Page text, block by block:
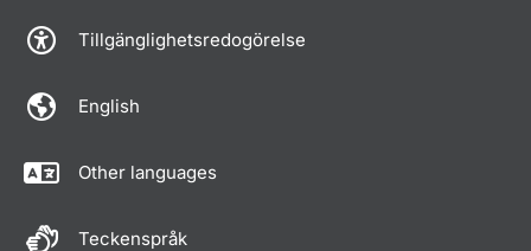
Tillgänglighetsredogörelse
English
Other languages
Teckenspråk